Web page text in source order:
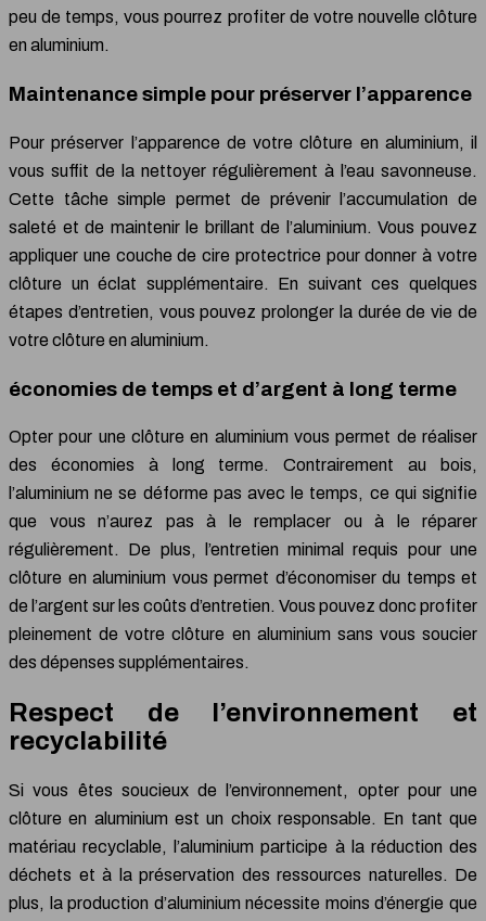
peu de temps, vous pourrez profiter de votre nouvelle clôture
en aluminium.
Maintenance simple pour préserver l’apparence
Pour préserver l’apparence de votre clôture en aluminium, il
vous suffit de la nettoyer régulièrement à l’eau savonneuse.
Cette tâche simple permet de prévenir l’accumulation de
saleté et de maintenir le brillant de l’aluminium. Vous pouvez
appliquer une couche de cire protectrice pour donner à votre
clôture un éclat supplémentaire. En suivant ces quelques
étapes d’entretien, vous pouvez prolonger la durée de vie de
votre clôture en aluminium.
économies de temps et d’argent à long terme
Opter pour une clôture en aluminium vous permet de réaliser
des économies à long terme. Contrairement au bois,
l’aluminium ne se déforme pas avec le temps, ce qui signifie
que vous n’aurez pas à le remplacer ou à le réparer
régulièrement. De plus, l’entretien minimal requis pour une
clôture en aluminium vous permet d’économiser du temps et
de l’argent sur les coûts d’entretien. Vous pouvez donc profiter
pleinement de votre clôture en aluminium sans vous soucier
des dépenses supplémentaires.
Respect de l’environnement et
recyclabilité
Si vous êtes soucieux de l’environnement, opter pour une
clôture en aluminium est un choix responsable. En tant que
matériau recyclable, l’aluminium participe à la réduction des
déchets et à la préservation des ressources naturelles. De
plus, la production d’aluminium nécessite moins d’énergie que